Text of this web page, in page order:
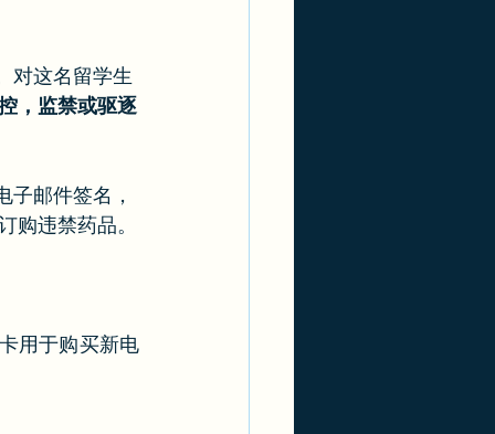
对这名留学生
，监禁或驱逐
子邮件签名，
购违禁药品。
用于购买新电